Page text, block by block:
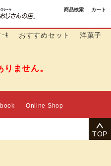
商品検索 カート
ｷ おすすめセット 洋菓子
ません。
Online Shop